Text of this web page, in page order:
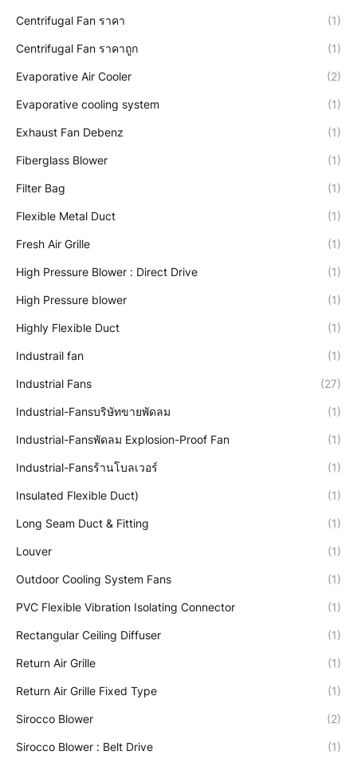
Centrifugal Fan ราคา (1)
Centrifugal Fan ราคาถูก (1)
Evaporative Air Cooler (2)
Evaporative cooling system (1)
Exhaust Fan Debenz (1)
Fiberglass Blower (1)
Filter Bag (1)
Flexible Metal Duct (1)
Fresh Air Grille (1)
High Pressure Blower : Direct Drive (1)
High Pressure blower (1)
Highly Flexible Duct (1)
Industrail fan (1)
Industrial Fans (27)
Industrial-Fansบริษัทขายพัดลม (1)
Industrial-Fansพัดลม Explosion-Proof Fan (1)
Industrial-Fansร้านโบลเวอร์ (1)
Insulated Flexible Duct) (1)
Long Seam Duct & Fitting (1)
Louver (1)
Outdoor Cooling System Fans (1)
PVC Flexible Vibration Isolating Connector (1)
Rectangular Ceiling Diffuser (1)
Return Air Grille (1)
Return Air Grille Fixed Type (1)
Sirocco Blower (2)
Sirocco Blower : Belt Drive (1)